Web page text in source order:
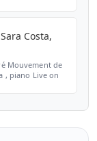
Costa,
Mouvement de
, piano Live on